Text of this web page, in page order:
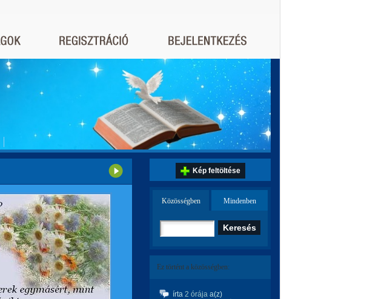
Kép feltöltése
Közösségben Mindenben
Ez történt a közösségben:
írta 2 órája a(z)